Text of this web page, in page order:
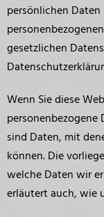
persönlichen
gesetzlichen
Wenn Sie diese
personenbezogene
sind Daten, mit
können. Die
welche Daten wir
erläutert auch, wie